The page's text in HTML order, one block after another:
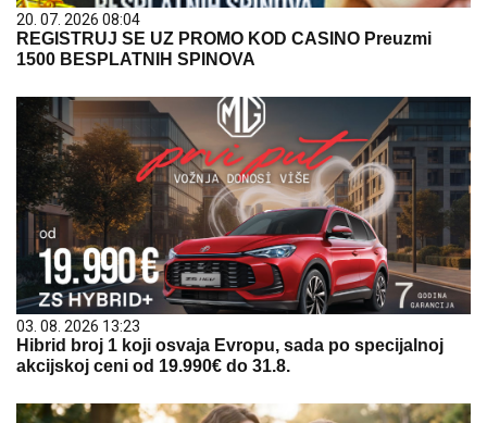
20. 07. 2026 08:04
REGISTRUJ SE UZ PROMO KOD CASINO Preuzmi
1500 BESPLATNIH SPINOVA
03. 08. 2026 13:23
Hibrid broj 1 koji osvaja Evropu, sada po specijalnoj
akcijskoj ceni od 19.990€ do 31.8.